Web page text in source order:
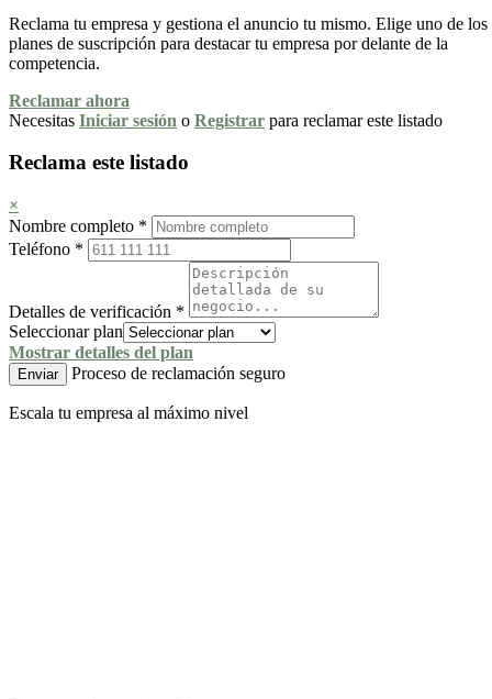
Reclama tu empresa y gestiona el anuncio tu mismo. Elige uno de los
planes de suscripción para destacar tu empresa por delante de la
competencia.
Reclamar ahora
Necesitas Iniciar sesión o Registrar para reclamar este listado
Reclama este listado
×
Nombre completo *
Teléfono *
Detalles de verificación *
Seleccionar plan
Mostrar detalles del plan
Enviar Proceso de reclamación seguro
Escala tu empresa al máximo nivel